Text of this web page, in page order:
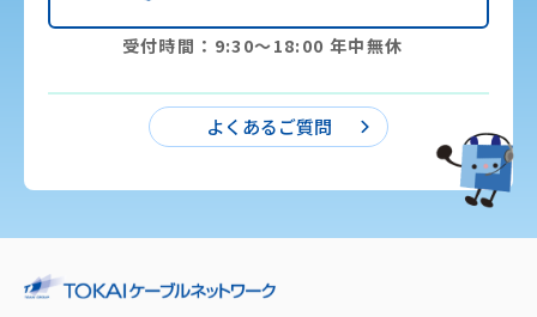
受付時間：9:30〜18:00 年中無休
よくあるご質問